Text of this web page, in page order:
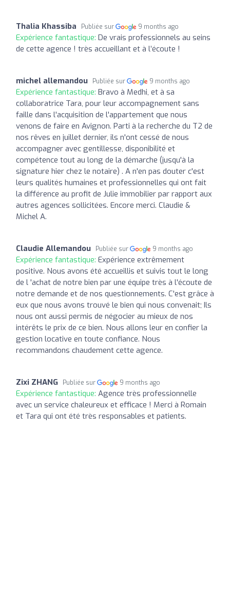
Thalia Khassiba Publiée sur 9 months ago
Expérience fantastique: De vrais professionnels au seins
de cette agence ! très accueillant et à l’écoute !
michel allemandou Publiée sur 9 months ago
Expérience fantastique: Bravo à Medhi, et à sa
collaboratrice Tara, pour leur accompagnement sans
faille dans l'acquisition de l'appartement que nous
venons de faire en Avignon. Parti à la recherche du T2 de
nos rêves en juillet dernier, ils n'ont cessé de nous
accompagner avec gentillesse, disponibilité et
compétence tout au long de la démarche (jusqu'à la
signature hier chez le notaire) . A n'en pas douter c'est
leurs qualités humaines et professionnelles qui ont fait
la différence au profit de Julie immobilier par rapport aux
autres agences sollicitées. Encore merci. Claudie &
Michel A.
Claudie Allemandou Publiée sur 9 months ago
Expérience fantastique: Expérience extrêmement
positive. Nous avons été accueillis et suivis tout le long
de l 'achat de notre bien par une équipe très à l'écoute de
notre demande et de nos questionnements. C'est grâce à
eux que nous avons trouvé le bien qui nous convenait; Ils
nous ont aussi permis de négocier au mieux de nos
intérêts le prix de ce bien. Nous allons leur en confier la
gestion locative en toute confiance. Nous
recommandons chaudement cette agence.
Zixi ZHANG Publiée sur 9 months ago
Expérience fantastique: Agence très professionnelle
avec un service chaleureux et efficace ! Merci à Romain
et Tara qui ont été très responsables et patients.